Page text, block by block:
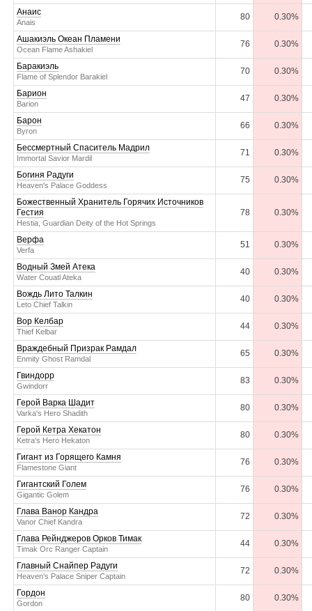
Анаис
Anais
80 0.30%
Ашакиэль Океан Пламени
Ocean Flame Ashakiel
76 0.30%
Баракиэль
Flame of Splendor Barakiel
70 0.30%
Барион
Barion
47 0.30%
Барон
Byron
66 0.30%
Бессмертный Спаситель Мадрил
Immortal Savior Mardil
71 0.30%
Богиня Радуги
Heaven's Palace Goddess
75 0.30%
Божественный Хранитель Горячих Источников
Гестия
Hestia, Guardian Deity of the Hot Springs
78 0.30%
Верфа
Verfa
51 0.30%
Водный Змей Атека
Water Couatl Ateka
40 0.30%
Вождь Лито Талкин
Leto Chief Talkin
40 0.30%
Вор Келбар
Thief Kelbar
44 0.30%
Враждебный Призрак Рамдал
Enmity Ghost Ramdal
65 0.30%
Гвиндорр
Gwindorr
83 0.30%
Герой Варка Шадит
Varka's Hero Shadith
80 0.30%
Герой Кетра Хекатон
Ketra's Hero Hekaton
80 0.30%
Гигант из Горящего Камня
Flamestone Giant
76 0.30%
Гигантский Голем
Gigantic Golem
76 0.30%
Глава Ванор Кандра
Vanor Chief Kandra
72 0.30%
Глава Рейнджеров Орков Тимак
Timak Orc Ranger Captain
44 0.30%
Главный Снайпер Радуги
Heaven's Palace Sniper Captain
72 0.30%
Гордон
Gordon
80 0.30%